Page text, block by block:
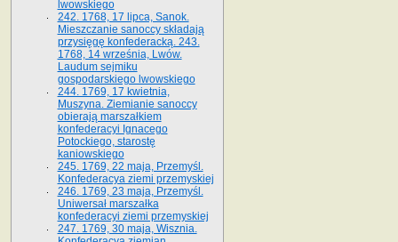
lwowskiego
242. 1768, 17 lipca, Sanok.
Mieszczanie sanoccy składają
przysięgę konfederacką. 243.
1768, 14 września, Lwów.
Laudum sejmiku
gospodarskiego lwowskiego
244. 1769, 17 kwietnia,
Muszyna. Ziemianie sanoccy
obierają marszałkiem
konfederacyi Ignacego
Potockiego, starostę
kaniowskiego
245. 1769, 22 maja, Przemyśl.
Konfederacya ziemi przemyskiej
246. 1769, 23 maja, Przemyśl.
Uniwersał marszałka
konfederacyi ziemi przemyskiej
247. 1769, 30 maja, Wisznia.